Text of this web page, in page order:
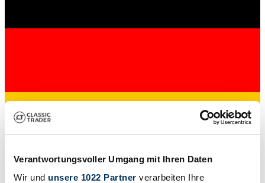
Verantwortungsvoller Umgang mit Ihren Daten
Wir und unsere 1022 Partner verarbeiten Ihre
Dealer